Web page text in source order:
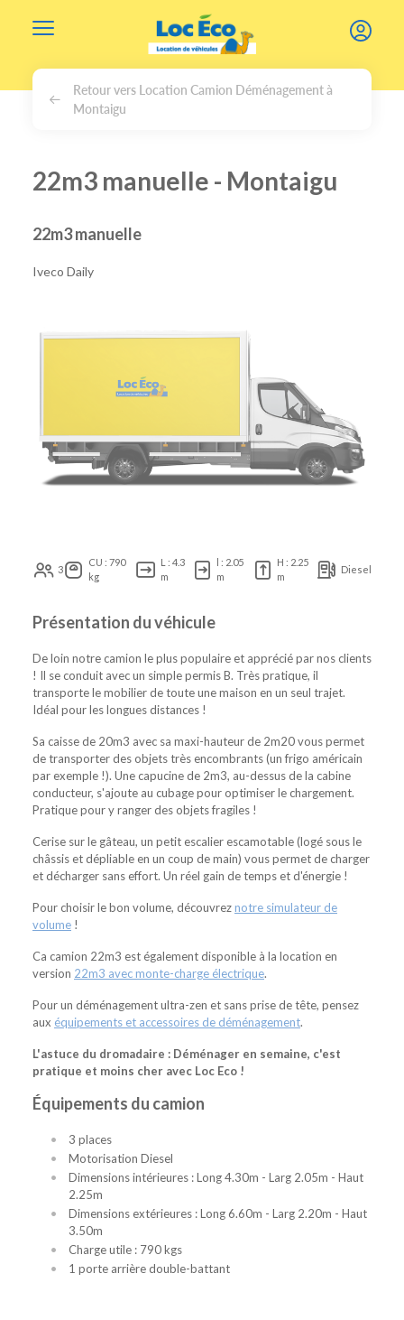
Retour vers Location Camion Déménagement à
Montaigu
22m3 manuelle - Montaigu
22m3 manuelle
Iveco Daily
3
CU : 790
kg
L : 4.3
m
l : 2.05
m
H : 2.25
m
Diesel
Présentation du véhicule
De loin notre camion le plus populaire et apprécié par nos clients
! Il se conduit avec un simple permis B. Très pratique, il
transporte le mobilier de toute une maison en un seul trajet.
Idéal pour les longues distances !
Sa caisse de 20m3 avec sa maxi-hauteur de 2m20 vous permet
de transporter des objets très encombrants (un frigo américain
par exemple !). Une capucine de 2m3, au-dessus de la cabine
conducteur, s'ajoute au cubage pour optimiser le chargement.
Pratique pour y ranger des objets fragiles !
Cerise sur le gâteau, un petit escalier escamotable (logé sous le
châssis et dépliable en un coup de main) vous permet de charger
et décharger sans effort. Un réel gain de temps et d'énergie !
Pour choisir le bon volume, découvreznotre simulateur de
volume !
Ca camion 22m3 est également disponible à la location en
version 22m3 avec monte-charge électrique.
Pour un déménagement ultra-zen et sans prise de tête, pensez
aux équipements et accessoires de déménagement.
L'astuce du dromadaire : Déménager en semaine, c'est
pratique et moins cher avec Loc Eco !
Équipements du camion
3 places
Motorisation Diesel
Dimensions intérieures : Long 4.30m - Larg 2.05m - Haut
2.25m
Dimensions extérieures : Long 6.60m - Larg 2.20m - Haut
3.50m
Charge utile : 790 kgs
1 porte arrière double-battant